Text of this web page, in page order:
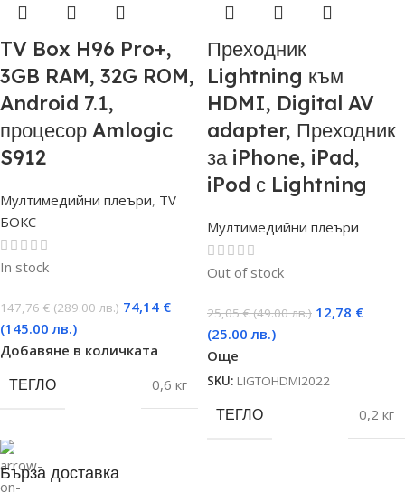
TV Box H96 Pro+,
3GB RAM, 32G ROM,
Android 7.1,
процесор Amlogic
S912
Мултимедийни плеъри, TV
БОКС
In stock
147,76€ (289.00 лв.) 74,14 €
(145.00 лв.)
Добавяне в количката
ТЕГЛО
0,6 кг
Преходник
Lightning към
HDMI, Digital AV
adapter, Преходник
за iPhone, iPad,
iPod с Lightning
Мултимедийни плеъри
Out of stock
25,05€ (49.00 лв.) 12,78 €
(25.00 лв.)
Още
SKU: LIGTOHDMI2022
ТЕГЛО 0,2 кг
Бърза доставка